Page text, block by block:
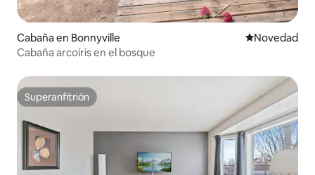
Cabaña en Bonnyville Lugar para
Novedad
Cabaña arcoíris en el bosque
Superanfitrión
Superanfitrión